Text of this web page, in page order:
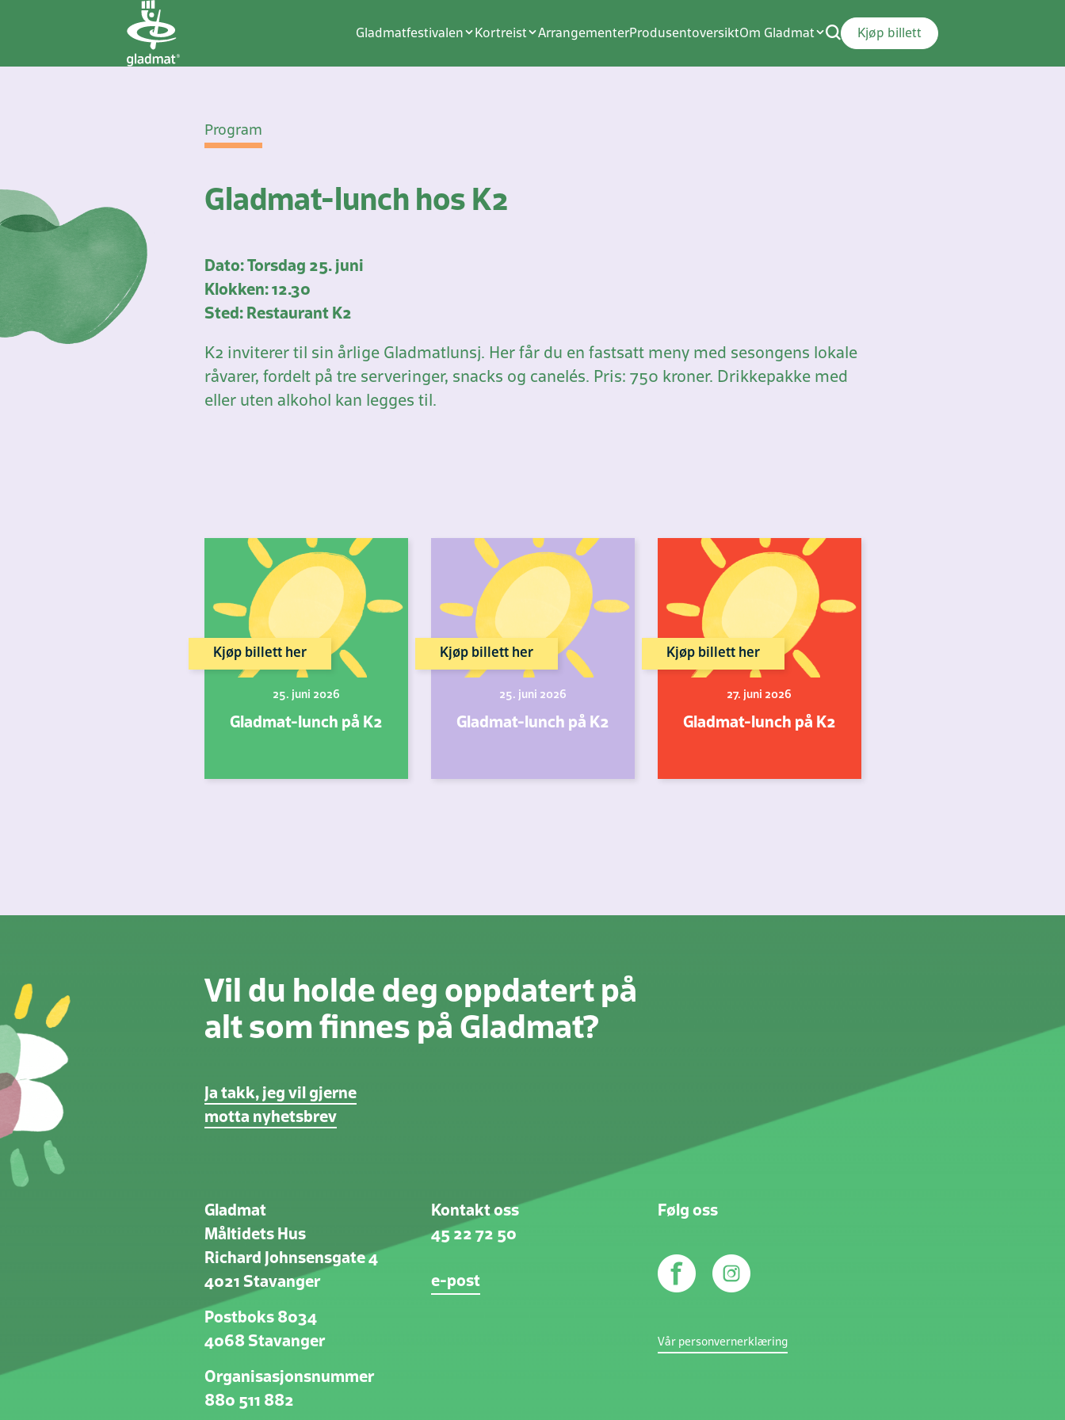
Gladmatfestivalen Kortreist ArrangementerProdusentoversiktOm Gladmat Kjøp billett
Program
Gladmat-lunch hos K2
Dato: Torsdag 25. juni
Klokken: 12.30
Sted: Restaurant K2
K2 inviterer til sin årlige Gladmatlunsj. Her får du en fastsatt meny med sesongens lokale
råvarer, fordelt på tre serveringer, snacks og canelés. Pris: 750 kroner. Drikkepakke med
eller uten alkohol kan legges til.
Kjøp billett her
25. juni 2026
Gladmat-lunch på K2
Kjøp billett her
25. juni 2026
Gladmat-lunch på K2
Kjøp billett her
27. juni 2026
Gladmat-lunch på K2
Vil du holde deg oppdatert på
alt som finnes på Gladmat?
Ja takk, jeg vil gjerne
motta nyhetsbrev
Gladmat
Måltidets Hus
Richard Johnsensgate 4
4021 Stavanger
Postboks 8034
4068 Stavanger
Organisasjonsnummer
880 511 882
Kontakt oss
45 22 72 50
e-post
Følg oss
Vår personvernerklæring